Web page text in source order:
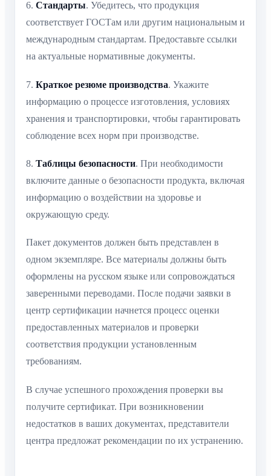
6. Стандарты. Убедитесь, что продукция
соответствует ГОСТам или другим национальным и
международным стандартам. Предоставьте ссылки
на актуальные нормативные документы.
7. Краткое резюме производства. Укажите
информацию о процессе изготовления, условиях
хранения и транспортировки, чтобы гарантировать
соблюдение всех норм при производстве.
8. Таблицы безопасности. При необходимости
включите данные о безопасности продукта, включая
информацию о воздействии на здоровье и
окружающую среду.
Пакет документов должен быть представлен в
одном экземпляре. Все материалы должны быть
оформлены на русском языке или сопровождаться
заверенными переводами. После подачи заявки в
центр сертификации начнется процесс оценки
предоставленных материалов и проверки
соответствия продукции установленным
требованиям.
В случае успешного прохождения проверки вы
получите сертификат. При возникновении
недостатков в ваших документах, представители
центра предложат рекомендации по их устранению.